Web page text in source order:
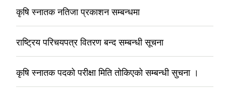
कृषि स्नातक नतिजा प्रकाशन सम्बन्धमा
राष्ट्रिय परिचयपत्र वितरण बन्द सम्बन्धी सूचना
कृषि स्नातक पदको परीक्षा मिति तोकिएको सम्बन्धी सुचना ।